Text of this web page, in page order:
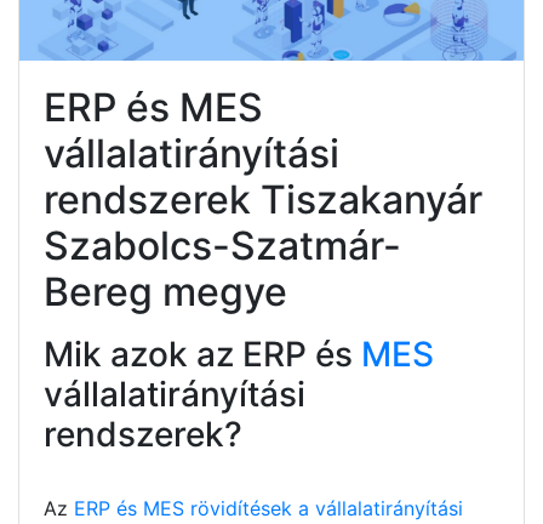
ERP és MES
vállalatirányítási
rendszerek Tiszakanyár
Szabolcs-Szatmár-
Bereg megye
Mik azok az ERP és MES
vállalatirányítási
rendszerek?
Az ERP és MES rövidítések a vállalatirányítási